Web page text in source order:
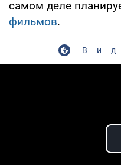
самом деле
фильмов.